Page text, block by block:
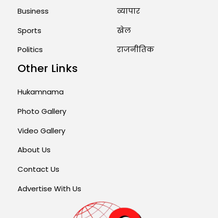
Business
Sports
Politics
व्यापार
खेल
राजनीतिक
Other Links
Hukamnama
Photo Gallery
Video Gallery
About Us
Contact Us
Advertise With Us